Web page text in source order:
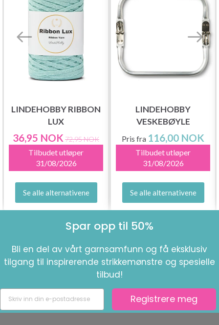
LINDEHOBBY RIBBON
LUX
36,95 NOK 72,95 NOK
Tilbudet utløper
31/08/2026
Se alle alternativene
LINDEHOBBY
VESKEBØYLE
Pris fra 116,00 NOK
Tilbudet utløper
31/08/2026
Se alle alternativene
Spar opp til 50%
Bli en del av vårt garnsamfunn og få eksklusiv
tilgang til inspirerende strikkemønstre og spesielle
tilbud!
Registrere meg